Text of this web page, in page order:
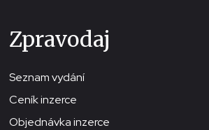
Zpravodaj
Seznam vydání
Ceník inzerce
Objednávka inzerce